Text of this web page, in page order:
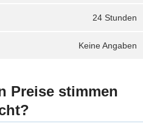
24 Stunden
Keine Angaben
Preise stimmen